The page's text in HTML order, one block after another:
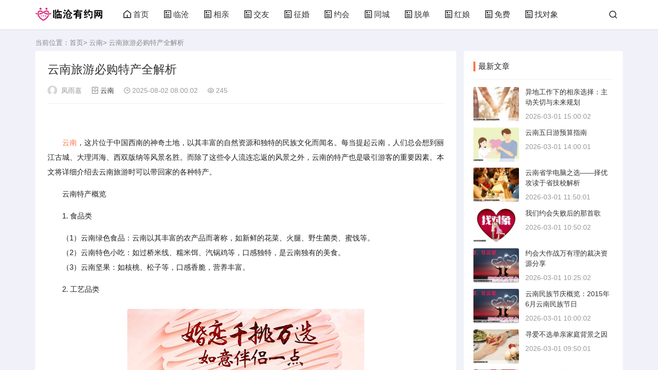
首页 临沧 相亲 交友 征婚 约会 同城 脱单 红娘 免费 找对象
临沧有约网
当前位置： 首页> 云南> 云南旅游必购特产全解析
云南旅游必购特产全解析
凤雨嘉 云南 2025-08-02 08:00:02 245
云南 ，这片位于中国西南的神奇土地，以其丰富的自然资源和独特的民族文化而闻名。每当提起云南，人们总会想到丽
江古城、大理洱海、西双版纳等风景名胜。而除了这些令人流连忘返的风景之外，云南的特产也是吸引游客的重要因素。本
文将详细介绍去云南旅游时可以带回家的各种特产。
云南特产概览
1. 食品类
（1）云南绿色食品：云南以其丰富的农产品而著称，如新鲜的花菜、火腿、野生菌类、蜜饯等。
（2）云南特色小吃：如过桥米线、糯米饵、汽锅鸡等，口感独特，是云南独有的美食。
（3）云南坚果：如核桃、松子等，口感香脆，营养丰富。
2. 工艺品类
最新文章
异地工作下的相亲选择：主
动关切与未来规划
2026-03-01 15:00:02
云南五日游预算指南
2026-03-01 14:00:01
云南省学电脑之选——择优
攻读于省技校解析
2026-03-01 11:50:01
我们约会失败后的那首歌
2026-03-01 10:50:02
约会大作战万有理的裁决资
源分享
2026-03-01 10:25:02
云南民族节庆概览：2015年
6月云南民族节日
2026-03-01 10:00:02
寻爱不选单亲家庭背景之因
2026-03-01 09:50:01